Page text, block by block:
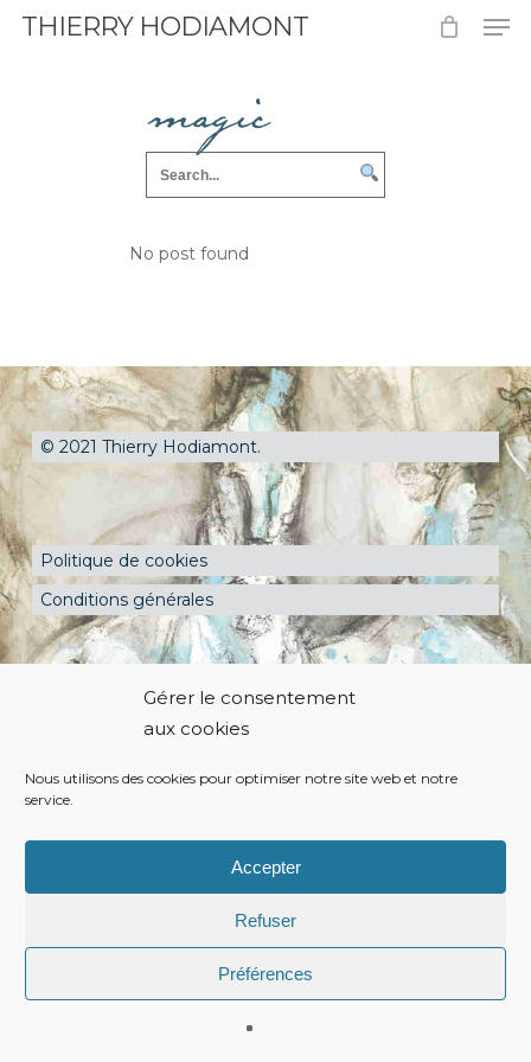
Gérer le consentement
aux cookies
Nous utilisons des cookies pour optimiser notre site web et notre
service.
Accepter
Refuser
Préférences
SkipTHIERRY HODIAMONT
magic
No post found
© 2021 Thierry Hodiamont.
Politique de cookies
Conditions générales